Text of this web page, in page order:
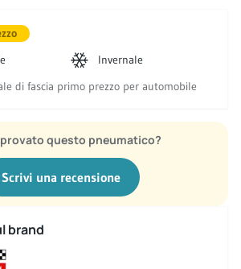
Invernale
di fascia primo prezzo per automobile
provato questo pneumatico?
Scrivi una recensione
brand